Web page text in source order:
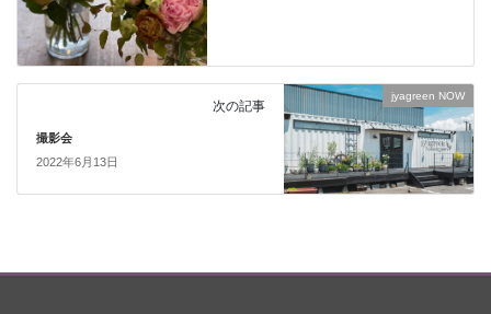
jyagreen NOW
次の記事
撮影会
2022年6月13日